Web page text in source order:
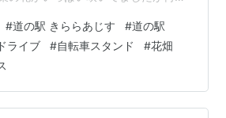
モスがいっぱい咲いてる時に来れ
日：2025年5月3日 ☆ミホテキの
ンレター☆ はてなブログ PC はてな
グラム スレッド Ｘ(ブログ投稿宣伝
売 …
#道の駅 きららあじす⁡ #道の駅
ドライブ #自転車スタンド #花畑